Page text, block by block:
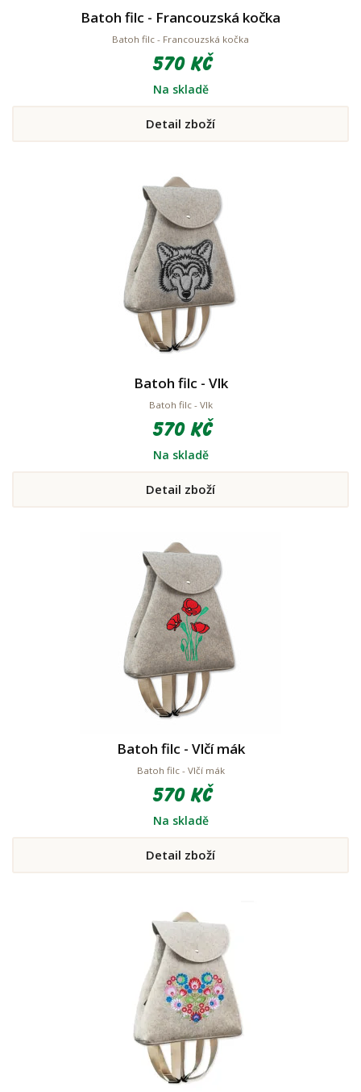
Batoh filc - Francouzská kočka
Batoh filc - Francouzská kočka
570 Kč
Na skladě
Detail zboží
Batoh filc - Vlk
Batoh filc - Vlk
570 Kč
Na skladě
Detail zboží
Batoh filc - Vlčí mák
Batoh filc - Vlčí mák
570 Kč
Na skladě
Detail zboží